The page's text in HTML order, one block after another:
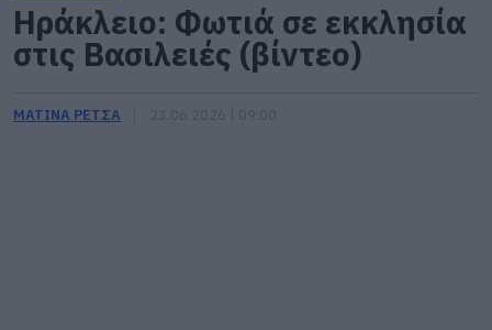
Ηράκλειο: Φωτιά σε εκκλησία
στις Βασιλειές (βίντεο)
ΜΑΤΙΝΑ ΡΕΤΣΑ